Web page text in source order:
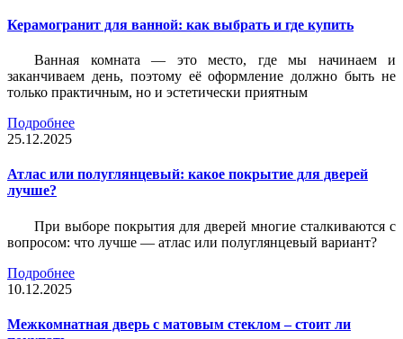
Керамогранит для ванной: как выбрать и где купить
Ванная комната — это место, где мы начинаем и
заканчиваем день, поэтому её оформление должно быть не
только практичным, но и эстетически приятным
Подробнее
25.12.2025
Атлас или полуглянцевый: какое покрытие для дверей
лучше?
При выборе покрытия для дверей многие сталкиваются с
вопросом: что лучше — атлас или полуглянцевый вариант?
Подробнее
10.12.2025
Межкомнатная дверь с матовым стеклом – стоит ли